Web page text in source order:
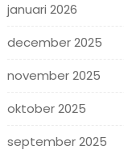
januari 2026
december 2025
november 2025
oktober 2025
september 2025